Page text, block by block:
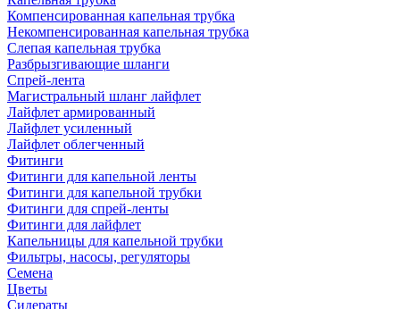
Компенсированная капельная трубка
Некомпенсированная капельная трубка
Слепая капельная трубка
Разбрызгивающие шланги
Спрей-лента
Магистральный шланг лайфлет
Лайфлет армированный
Лайфлет усиленный
Лайфлет облегченный
Фитинги
Фитинги для капельной ленты
Фитинги для капельной трубки
Фитинги для спрей-ленты
Фитинги для лайфлет
Капельницы для капельной трубки
Фильтры, насосы, регуляторы
Семена
Цветы
Сидераты